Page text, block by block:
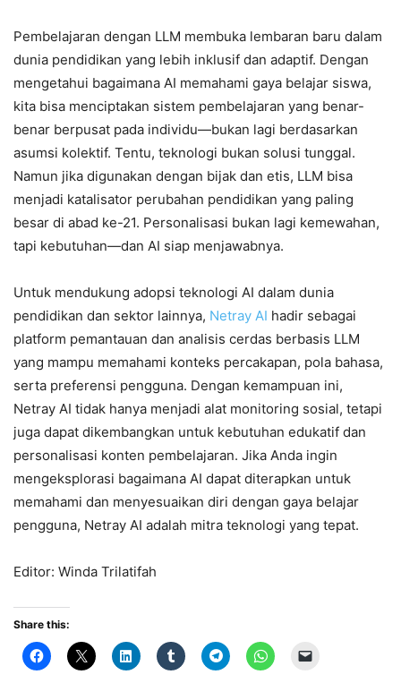
Pembelajaran dengan LLM membuka lembaran baru dalam
dunia pendidikan yang lebih inklusif dan adaptif. Dengan
mengetahui bagaimana AI memahami gaya belajar siswa,
kita bisa menciptakan sistem pembelajaran yang benar-
benar berpusat pada individu—bukan lagi berdasarkan
asumsi kolektif. Tentu, teknologi bukan solusi tunggal.
Namun jika digunakan dengan bijak dan etis, LLM bisa
menjadi katalisator perubahan pendidikan yang paling
besar di abad ke-21. Personalisasi bukan lagi kemewahan,
tapi kebutuhan—dan AI siap menjawabnya.
Untuk mendukung adopsi teknologi AI dalam dunia
pendidikan dan sektor lainnya, Netray AI hadir sebagai
platform pemantauan dan analisis cerdas berbasis LLM
yang mampu memahami konteks percakapan, pola bahasa,
serta preferensi pengguna. Dengan kemampuan ini,
Netray AI tidak hanya menjadi alat monitoring sosial, tetapi
juga dapat dikembangkan untuk kebutuhan edukatif dan
personalisasi konten pembelajaran. Jika Anda ingin
mengeksplorasi bagaimana AI dapat diterapkan untuk
memahami dan menyesuaikan diri dengan gaya belajar
pengguna, Netray AI adalah mitra teknologi yang tepat.
Editor: Winda Trilatifah
Share this: